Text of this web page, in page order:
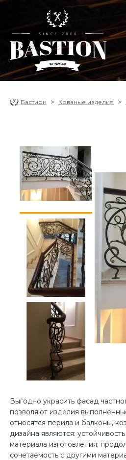
Бастион Кованые изделия
Выгодно украсить фасад
позволяют изделия
относятся перила и балконы,
дизайна являются:
материала изготовления;
сочетаемость с другими